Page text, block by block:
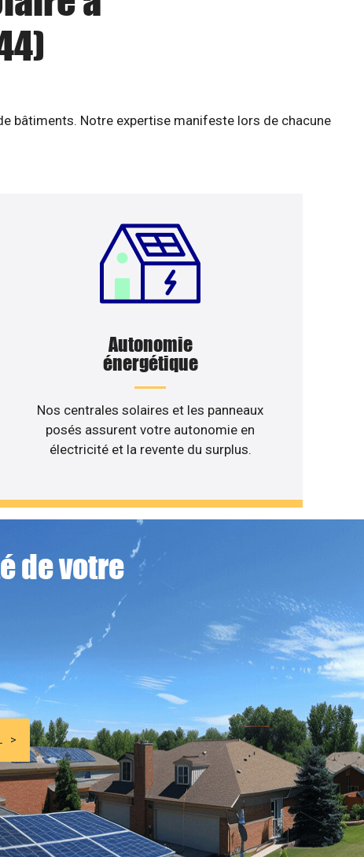
bâtiments. Notre expertise manifeste lors de chacune
Autonomie
énergétique
Nos centrales solaires et les panneaux
posés assurent votre autonomie en
électricité et la revente du surplus.
de votre